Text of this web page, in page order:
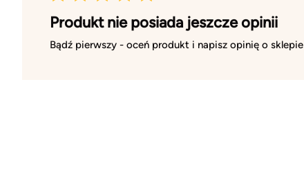
Produkt nie posiada jeszcze opinii
Bądź pierwszy - oceń produkt i napisz opinię o sklepie